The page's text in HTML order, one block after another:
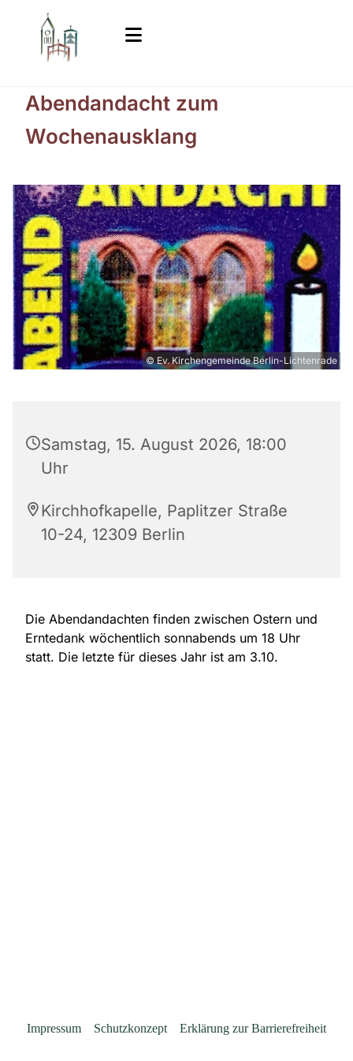
Abendandacht zum
Wochenausklang
© Ev. Kirchengemeinde Berlin-Lichtenrade
Samstag, 15. August 2026, 18:00
Uhr
Kirchhofkapelle, Paplitzer Straße
10-24, 12309 Berlin
Die Abendandachten finden zwischen Ostern und
Erntedank wöchentlich sonnabends um 18 Uhr
statt. Die letzte für dieses Jahr ist am 3.10.
Impressum Schutzkonzept Erklärung zur Barrierefreiheit